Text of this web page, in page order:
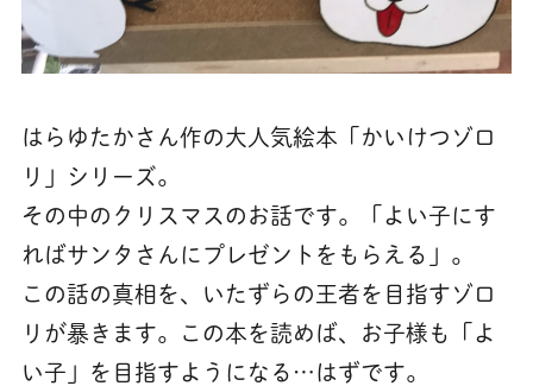
はらゆたかさん作の大人気絵本「かいけつゾロ
リ」シリーズ。
その中のクリスマスのお話です。「よい子にす
ればサンタさんにプレゼントをもらえる」。
この話の真相を、いたずらの王者を目指すゾロ
リが暴きます。この本を読めば、お子様も「よ
い子」を目指すようになる…はずです。